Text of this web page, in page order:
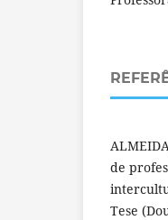
de
Tese